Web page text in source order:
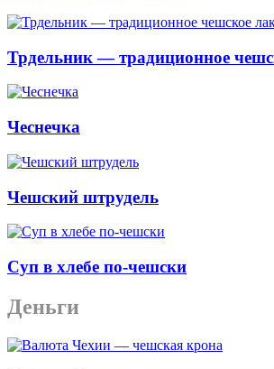
Трдельник — традиционное
Чеснечка
Чешский штрудель
Суп в хлебе по-чешски
Деньги